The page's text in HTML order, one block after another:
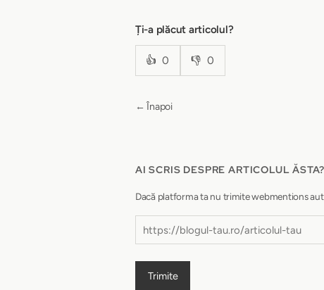
Ți-a plăcut articolul?
👍 0 👎 0
← Înapoi
AI SCRIS DESPRE ARTICOLUL ĂSTA?
Dacă platforma ta nu trimite webmentions
Trimite